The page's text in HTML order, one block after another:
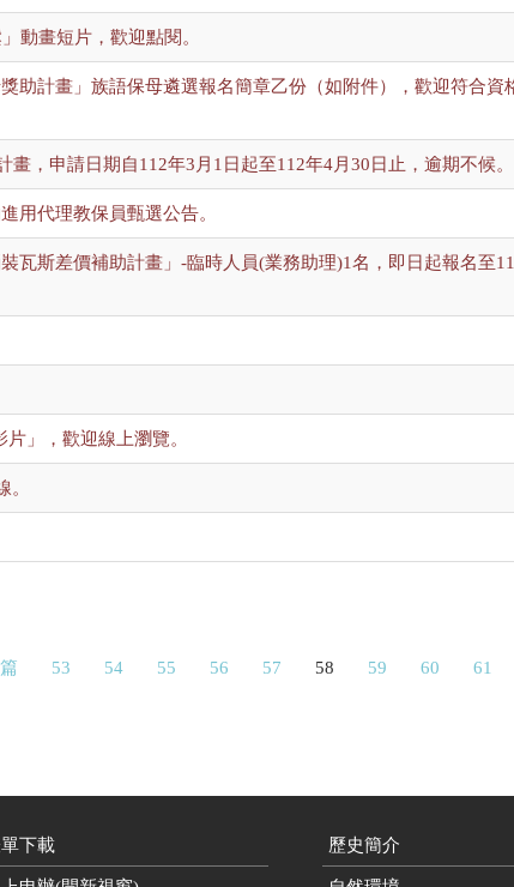
動畫短片，歡迎點閱。
助計畫」族語保母遴選報名簡章乙份（如附件），歡迎符合資
，申請日期自112年3月1日起至112年4月30日止，逾期不候。
用代理教保員甄選公告。
瓦斯差價補助計畫」-臨時人員(業務助理)1名，即日起報名至
」，歡迎線上瀏覽。
53 54 55 56 57 58 59 60 61
下載 歷史簡介